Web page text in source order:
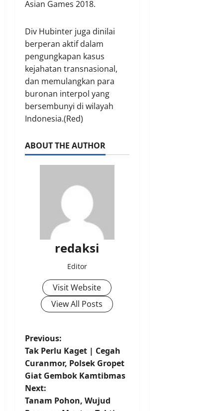
Asian Games 2018.
Div Hubinter juga dinilai
berperan aktif dalam
pengungkapan kasus
kejahatan transnasional,
dan memulangkan para
buronan interpol yang
bersembunyi di wilayah
Indonesia.(Red)
ABOUT THE AUTHOR
redaksi
Editor
Visit Website
View All Posts
P
o
s
t
Previous:
Tak Perlu Kaget | Cegah
Curanmor, Polsek Gropet
Giat Gembok Kamtibmas
Next:
Tanam Pohon, Wujud